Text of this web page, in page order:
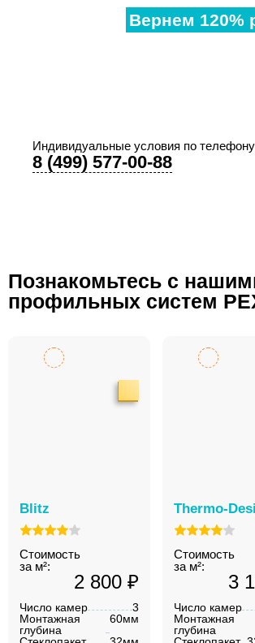
Вернем 120%
Индивидуальные условия по
8 (499) 577-00-88
Познакомьтесь с
профильных систем
Blitz
Стоимость
за м²:
2 800 ₽
Число камер
3
Монтажная
глубина
60мм
Thermo-
Стоимость
за м²:
3
Число камер
Монтажная
глубина